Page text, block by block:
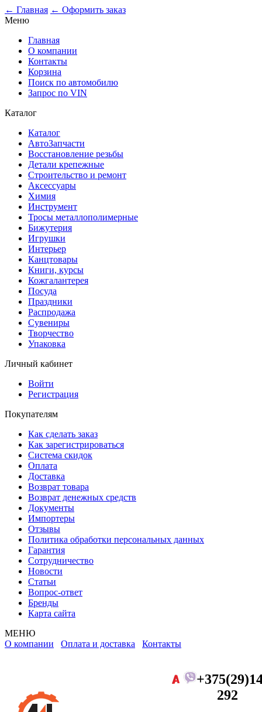
← Главная ← Оформить заказ
Меню
Главная
О компании
Контакты
Корзина
Поиск по автомобилю
Запрос по VIN
Каталог
Каталог
АвтоЗапчасти
Восстановление резьбы
Детали крепежные
Строительство и ремонт
Аксессуары
Химия
Инструмент
Тросы металлополимерные
Бижутерия
Игрушки
Интерьер
Канцтовары
Книги, курсы
Кожгалантерея
Посуда
Праздники
Распродажа
Сувениры
Творчество
Упаковка
Личный кабинет
Войти
Регистрация
Покупателям
Как сделать заказ
Как зарегистрироваться
Система скидок
Оплата
Доставка
Возврат товара
Возврат денежных средств
Документы
Импортеры
Отзывы
Политика обработки персональных данных
Гарантия
Сотрудничество
Новости
Статьи
Вопрос-ответ
Бренды
Карта сайта
МЕНЮ
О компании Оплата и доставка Контакты
292